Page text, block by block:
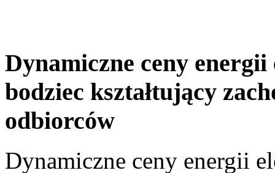
Dynamiczne ceny
bodziec kształtujący
odbiorców
Dynamiczne ceny energii